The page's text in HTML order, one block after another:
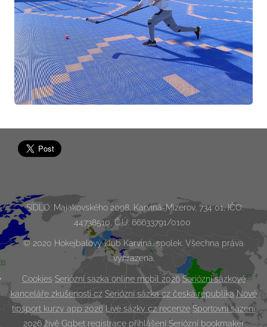
SÍDLO: Majakovského 2098, Karviná-Mizerov, 734 01, IČO:
44738510, Č.Ú: 66633791/0100
© 2020 Hokejbalový klub Karviná, spolek. Všechna práva
vyhrazena.
Cookies Seriózní sazka online mobil 2026 Seriózní sázkové
kanceláře zkušenosti cz Seriózní sázka cz česká republika Nové
tipsport kurzy app 2026
Live sázky cz recenze Sportovni sazeni
2026 živě Ggbet registrace přihlášení Seriózní bookmaker